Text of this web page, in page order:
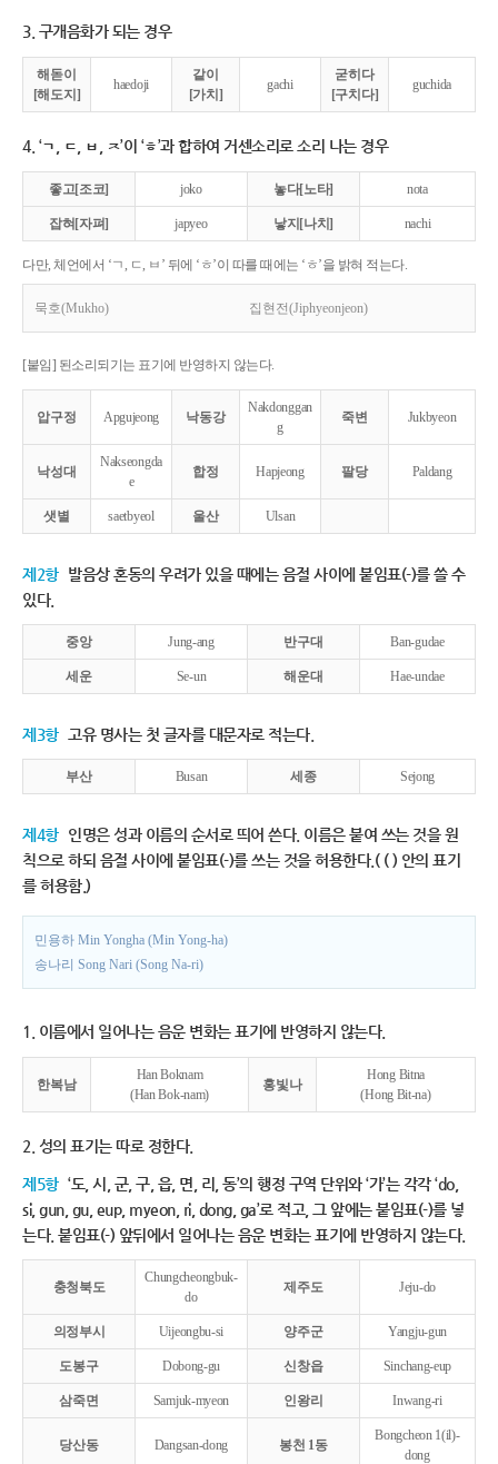
3. 구개음화가 되는 경우
해돋이
[해도지]
haedoji
같이
[가치]
gachi
굳히다
[구치다]
guchida
4. ‘ㄱ, ㄷ, ㅂ, ㅈ’이 ‘ㅎ’과 합하여 거센소리로 소리 나는 경우
좋고[조코] joko 놓다[노타] nota
잡혀[자펴] japyeo 낳지[나치] nachi
다만, 체언에서 ‘ㄱ, ㄷ, ㅂ’ 뒤에 ‘ㅎ’이 따를 때에는 ‘ㅎ’을 밝혀 적는다.
묵호(Mukho) 집현전(Jiphyeonjeon)
[붙임] 된소리되기는 표기에 반영하지 않는다.
압구정 Apgujeong 낙동강
Nakdonggan
g
죽변 Jukbyeon
낙성대
Nakseongda
e
합정 Hapjeong 팔당 Paldang
샛별 saetbyeol 울산 Ulsan
제2항 발음상 혼동의 우려가 있을 때에는 음절 사이에 붙임표(-)를 쓸 수
있다.
중앙 Jung-ang 반구대 Ban-gudae
세운 Se-un 해운대 Hae-undae
제3항 고유 명사는 첫 글자를 대문자로 적는다.
부산 Busan 세종 Sejong
제4항 인명은 성과 이름의 순서로 띄어 쓴다. 이름은 붙여 쓰는 것을 원
칙으로 하되 음절 사이에 붙임표(-)를 쓰는 것을 허용한다.( ( ) 안의 표기
를 허용함.)
민용하 Min Yongha (Min Yong-ha)
송나리 Song Nari (Song Na-ri)
1. 이름에서 일어나는 음운 변화는 표기에 반영하지 않는다.
한복남
Han Boknam
(Han Bok-nam)
홍빛나
Hong Bitna
(Hong Bit-na)
2. 성의 표기는 따로 정한다.
제5항 ‘도, 시, 군, 구, 읍, 면, 리, 동’의 행정 구역 단위와 ‘가’는 각각 ‘do,
si, gun, gu, eup, myeon, ri, dong, ga’로 적고, 그 앞에는 붙임표(-)를 넣
는다. 붙임표(-) 앞뒤에서 일어나는 음운 변화는 표기에 반영하지 않는다.
충청북도
Chungcheongbuk-
do
제주도 Jeju-do
의정부시 Uijeongbu-si 양주군 Yangju-gun
도봉구 Dobong-gu 신창읍 Sinchang-eup
삼죽면 Samjuk-myeon 인왕리 Inwang-ri
당산동 Dangsan-dong 봉천 1동
Bongcheon 1(il)-
dong